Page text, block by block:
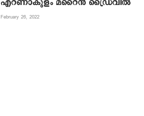
എറണാകുളം മറൈന്‍ ഡ്രൈവില്‍
February 26, 2022